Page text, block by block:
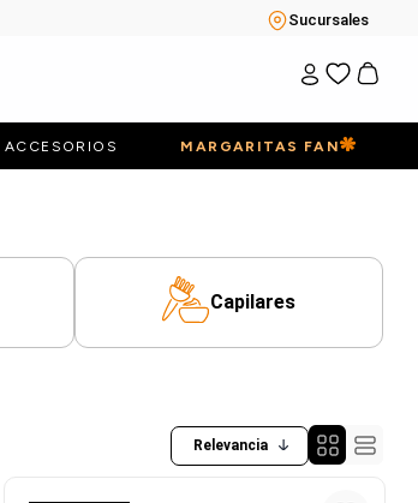
Sucursales
ACCESORIOS MARGARITAS FAN
Capilares
Relevancia